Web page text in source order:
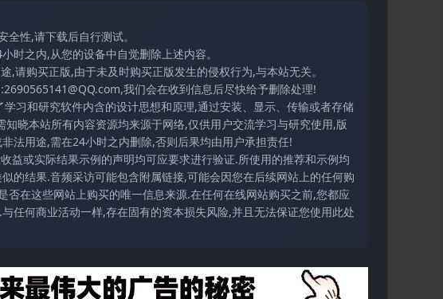
性,请下载后自行测试。
时之内,从您的设备中自觉删除上述内容。
请购买正版,由于未及时购买正版发生的侵权行为,与本站无关。
我们会在收到信息后尽快给予删除处理!
习和研究软件内含的设计思想和原理,通过安装、显示、传输或者存储
晓本站所有内容资源均来源于网络,仅供用户交流学习与研究使用,版
法用途,需在24小时之内删除,否则后果均由用户承担责任!
益或实际结果示例的声明均可应要求进行验证.所使用的推荐和示例均
的结果.音频采访可能包含附属链接,可能会因您在后续网站上的任何购
在这些网站上购买的唯一信息来源.在任何在线网站购买之前,您都应
任何商业活动一样,存在固有的资本损失风险,并且无法保证您使用此处